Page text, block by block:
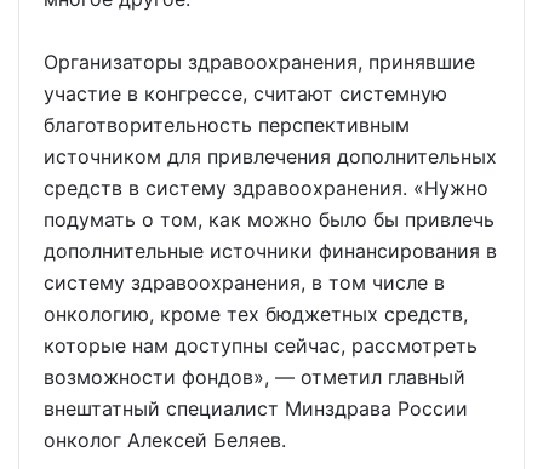
Организаторы здравоохранения, принявшие
участие в конгрессе, считают системную
благотворительность перспективным
источником для привлечения дополнительных
средств в систему здравоохранения. «Нужно
подумать о том, как можно было бы привлечь
дополнительные источники финансирования в
систему здравоохранения, в том числе в
онкологию, кроме тех бюджетных средств,
которые нам доступны сейчас, рассмотреть
возможности фондов», — отметил главный
внештатный специалист Минздрава России
онколог Алексей Беляев.